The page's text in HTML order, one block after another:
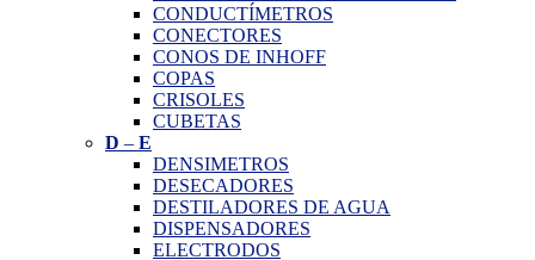
CONDUCTÍMETROS
CONECTORES
CONOS DE INHOFF
COPAS
CRISOLES
CUBETAS
D – E
DENSIMETROS
DESECADORES
DESTILADORES DE AGUA
DISPENSADORES
ELECTRODOS